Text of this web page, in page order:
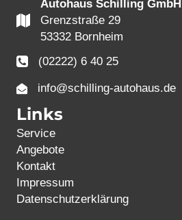
Autohaus Schilling GmbH
Grenzstraße 29
53332 Bornheim
(02222) 6 40 25
info@schilling-autohaus.de
Links
Service
Angebote
Kontakt
Impressum
Datenschutzerklärung